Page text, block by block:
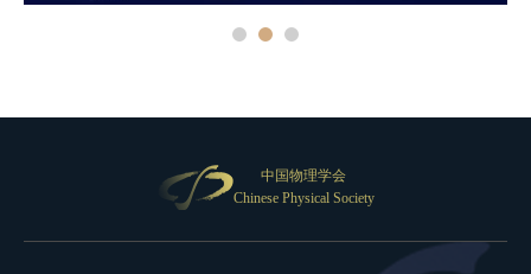
中国物理学会
Chinese Physical Society